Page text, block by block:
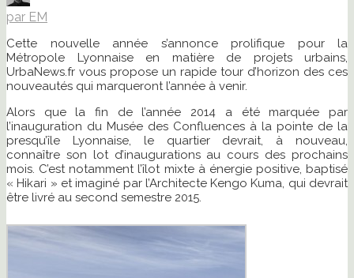
par EM
Cette nouvelle année s’annonce prolifique pour la
Métropole Lyonnaise en matière de projets urbains,
UrbaNews.fr vous propose un rapide tour d’horizon des ces
nouveautés qui marqueront l’année à venir.
Alors que la fin de l’année 2014 a été marquée par
l’inauguration du Musée des Confluences à la pointe de la
presqu’île Lyonnaise, le quartier devrait, à nouveau,
connaître son lot d’inaugurations au cours des prochains
mois. C’est notamment l’îlot mixte à énergie positive, baptisé
« Hikari » et imaginé par l’Architecte Kengo Kuma, qui devrait
être livré au second semestre 2015.